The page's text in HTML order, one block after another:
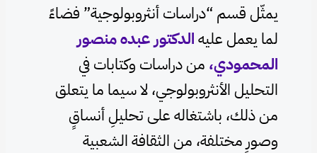
يمثّل قسم “دراسات أنثروبولوجية” فضاءً
لما يعمل عليهالدكتور عبده منصور
المحمودي، من دراسات وكتابات في
التحليل الأنثروبولوجي، لا سيما ما يتعلق
من ذلك، باشتغاله على تحليلِ أنساقٍ
وصورٍ مختلفة، من الثقافة الشعبية